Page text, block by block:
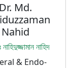
Dr. Md.
Nahid
নাহিদ
& Endo-